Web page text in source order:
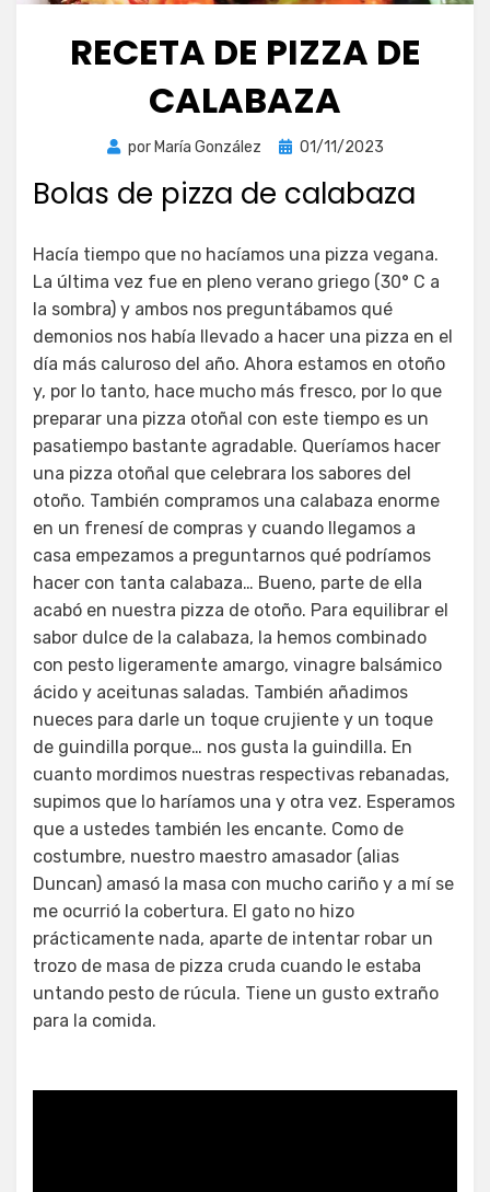
RECETA DE PIZZA DE
CALABAZA
por María González
Publicada
01/11/2023
Bolas de pizza de calabaza
Hacía tiempo que no hacíamos una pizza vegana.
La última vez fue en pleno verano griego (30° C a
la sombra) y ambos nos preguntábamos qué
demonios nos había llevado a hacer una pizza en el
día más caluroso del año. Ahora estamos en otoño
y, por lo tanto, hace mucho más fresco, por lo que
preparar una pizza otoñal con este tiempo es un
pasatiempo bastante agradable. Queríamos hacer
una pizza otoñal que celebrara los sabores del
otoño. También compramos una calabaza enorme
en un frenesí de compras y cuando llegamos a
casa empezamos a preguntarnos qué podríamos
hacer con tanta calabaza… Bueno, parte de ella
acabó en nuestra pizza de otoño. Para equilibrar el
sabor dulce de la calabaza, la hemos combinado
con pesto ligeramente amargo, vinagre balsámico
ácido y aceitunas saladas. También añadimos
nueces para darle un toque crujiente y un toque
de guindilla porque… nos gusta la guindilla. En
cuanto mordimos nuestras respectivas rebanadas,
supimos que lo haríamos una y otra vez. Esperamos
que a ustedes también les encante. Como de
costumbre, nuestro maestro amasador (alias
Duncan) amasó la masa con mucho cariño y a mí se
me ocurrió la cobertura. El gato no hizo
prácticamente nada, aparte de intentar robar un
trozo de masa de pizza cruda cuando le estaba
untando pesto de rúcula. Tiene un gusto extraño
para la comida.